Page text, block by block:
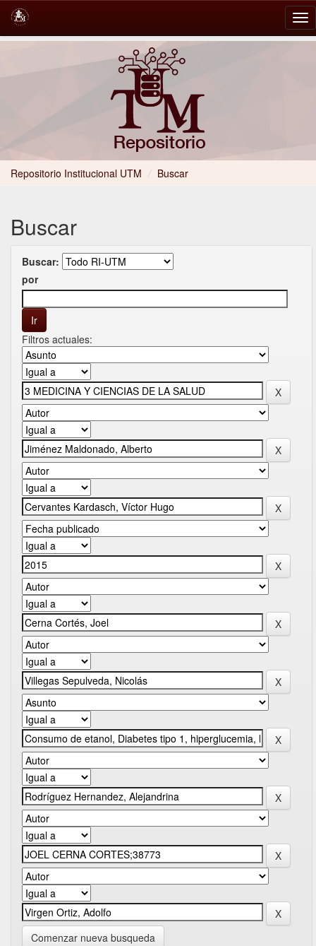
Repositorio Institucional UTM / Buscar
Buscar
Buscar:
por
Filtros actuales:
Comenzar nueva busqueda